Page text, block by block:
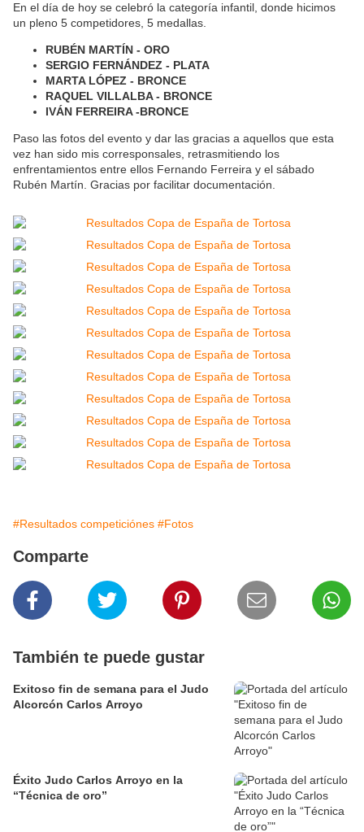
En el día de hoy se celebró la categoría infantil, donde hicimos
un pleno 5 competidores, 5 medallas.
RUBÉN MARTÍN - ORO
SERGIO FERNÁNDEZ - PLATA
MARTA LÓPEZ - BRONCE
RAQUEL VILLALBA - BRONCE
IVÁN FERREIRA -BRONCE
Paso las fotos del evento y dar las gracias a aquellos que esta
vez han sido mis corresponsales, retrasmitiendo los
enfrentamientos entre ellos Fernando Ferreira y el sábado
Rubén Martín. Gracias por facilitar documentación.
#Resultados competiciónes #Fotos
Comparte
También te puede gustar
Exitoso fin de semana para el Judo
Alcorcón Carlos Arroyo
Éxito Judo Carlos Arroyo en la
“Técnica de oro”